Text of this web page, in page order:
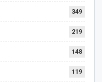
349
219
148
119